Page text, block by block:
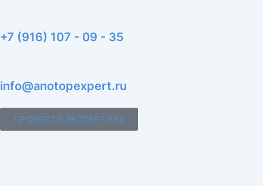
+7 (916) 107 - 09 - 35
info@anotopexpert.ru
ПРОВЕСТИ ЭКСПЕРТИЗУ